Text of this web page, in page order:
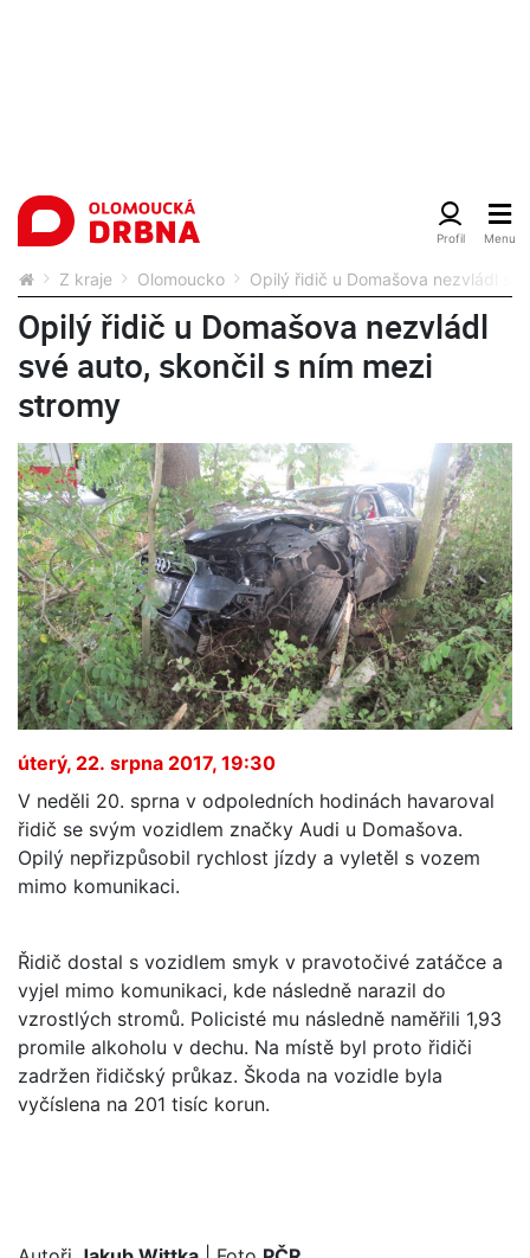
Z kraje Olomoucko Opilý řidič u Domašova nezvládl
Opilý řidič u Domašova nezvládl
své auto, skončil s ním mezi
stromy
úterý, 22. srpna 2017, 19:30
V neděli 20. sprna v odpoledních hodinách havaroval
řidič se svým vozidlem značky Audi u Domašova.
Opilý nepřizpůsobil rychlost jízdy a vyletěl s vozem
mimo komunikaci.
Řidič dostal s vozidlem smyk v pravotočivé zatáčce a
vyjel mimo komunikaci, kde následně narazil do
vzrostlých stromů. Policisté mu následně naměřili 1,93
promile alkoholu v dechu. Na místě byl proto řidiči
zadržen řidičský průkaz. Škoda na vozidle byla
vyčíslena na 201 tisíc korun.